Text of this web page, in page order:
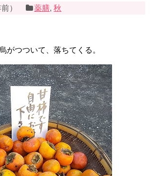
前） 薬膳,秋
がつついて、落ちてくる。